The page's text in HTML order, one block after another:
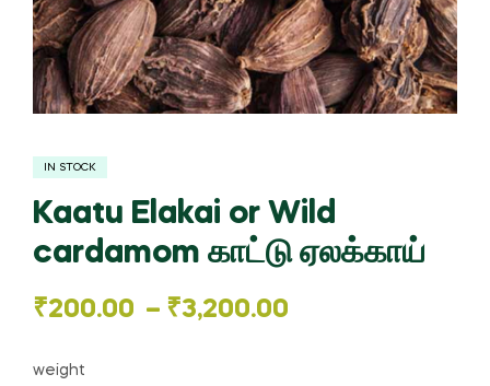
IN STOCK
Kaatu Elakai or Wild
cardamom காட்டு ஏலக்காய்
₹200.00 – ₹3,200.00
Price
weight